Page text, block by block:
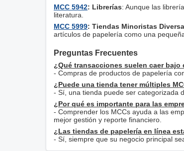
MCC 5942: Librerías: Aunque las
literatura.
MCC 5999: Tiendas Minoristas
artículos de papelería como una
Preguntas Frecuentes
¿Qué transacciones suelen caer bajo
- Compras de productos de papelería
¿Puede una tienda tener múltiples
- Sí, una tienda puede ser categorizada
¿Por qué es importante para las
- Comprender los MCCs ayuda a las
mejor gestión y reporte financiero.
¿Las tiendas de papelería en línea
- Sí, siempre que su negocio principal